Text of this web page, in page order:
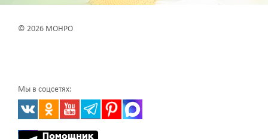
© 2026 МОНРО
Мы в соцсетях: